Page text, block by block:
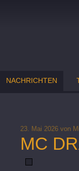
NACHRICHTEN
23. Mai 2026 von
MC